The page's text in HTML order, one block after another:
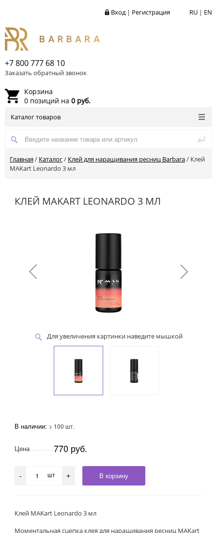
RU | EN
Вход| Регистрация
+7 800 777 68 10
Заказать обратный звонок
Корзина
0 позиций на 0 руб.
Каталог товаров
Главная / Каталог/ Клей для наращивания ресниц Barbara/ Клей
MAKart Leonardo 3 мл
КЛЕЙ MAKART LEONARDO 3 МЛ
Для увеличения картинки наведите мышкой
В наличии: > 100 шт.
Цена 770 руб.
- шт + В корзину
Клей MAKart Leonardo 3 мл
Моментальная сцепка клея для наращивания ресниц MAKart